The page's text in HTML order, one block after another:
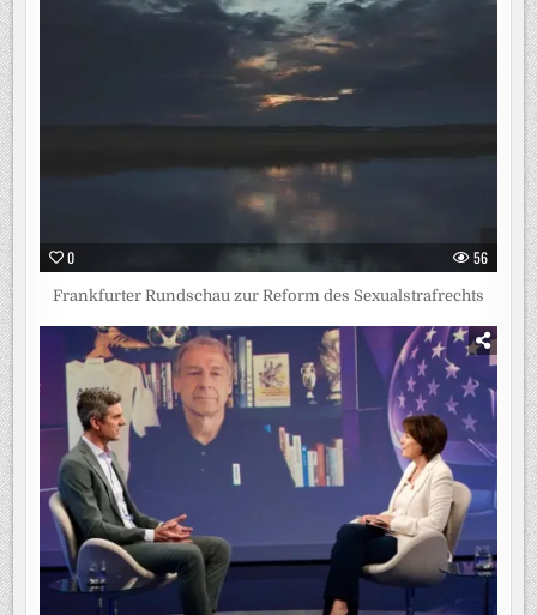
0 56
Frankfurter Rundschau zur Reform des Sexualstrafrechts